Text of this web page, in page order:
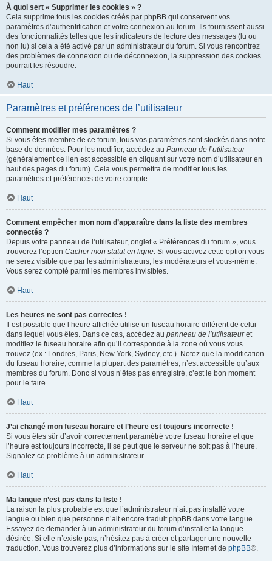
À quoi sert « Supprimer les cookies » ?
Cela supprime tous les cookies créés par phpBB qui conservent vos
paramètres d’authentification et votre connexion au forum. Ils fournissent aussi
des fonctionnalités telles que les indicateurs de lecture des messages (lu ou
non lu) si cela a été activé par un administrateur du forum. Si vous rencontrez
des problèmes de connexion ou de déconnexion, la suppression des cookies
pourrait les résoudre.
Haut
Paramètres et préférences de l’utilisateur
Comment modifier mes paramètres ?
Si vous êtes membre de ce forum, tous vos paramètres sont stockés dans notre
base de données. Pour les modifier, accédez au Panneau de l’utilisateur
(généralement ce lien est accessible en cliquant sur votre nom d’utilisateur en
haut des pages du forum). Cela vous permettra de modifier tous les
paramètres et préférences de votre compte.
Haut
Comment empêcher mon nom d’apparaître dans la liste des membres
connectés ?
Depuis votre panneau de l’utilisateur, onglet « Préférences du forum », vous
trouverez l’option Cacher mon statut en ligne. Si vous activez cette option vous
ne serez visible que par les administrateurs, les modérateurs et vous-même.
Vous serez compté parmi les membres invisibles.
Haut
Les heures ne sont pas correctes !
Il est possible que l’heure affichée utilise un fuseau horaire différent de celui
dans lequel vous êtes. Dans ce cas, accédez au panneau de l’utilisateuret
modifiez le fuseau horaire afin qu’il corresponde à la zone où vous vous
trouvez (ex : Londres, Paris, New York, Sydney, etc.). Notez que la modification
du fuseau horaire, comme la plupart des paramètres, n’est accessible qu’aux
membres du forum. Donc si vous n’êtes pas enregistré, c’est le bon moment
pour le faire.
Haut
J’ai changé mon fuseau horaire et l’heure est toujours incorrecte !
Si vous êtes sûr d’avoir correctement paramétré votre fuseau horaire et que
l’heure est toujours incorrecte, il se peut que le serveur ne soit pas à l’heure.
Signalez ce problème à un administrateur.
Haut
Ma langue n’est pas dans la liste !
La raison la plus probable est que l’administrateur n’ait pas installé votre
langue ou bien que personne n’ait encore traduit phpBB dans votre langue.
Essayez de demander à un administrateur du forum d’installer la langue
désirée. Si elle n’existe pas, n’hésitez pas à créer et partager une nouvelle
traduction. Vous trouverez plus d’informations sur le site Internet de phpBB®.